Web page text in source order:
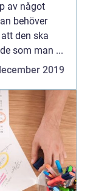
av något
behöver
den ska
som man ...
2019